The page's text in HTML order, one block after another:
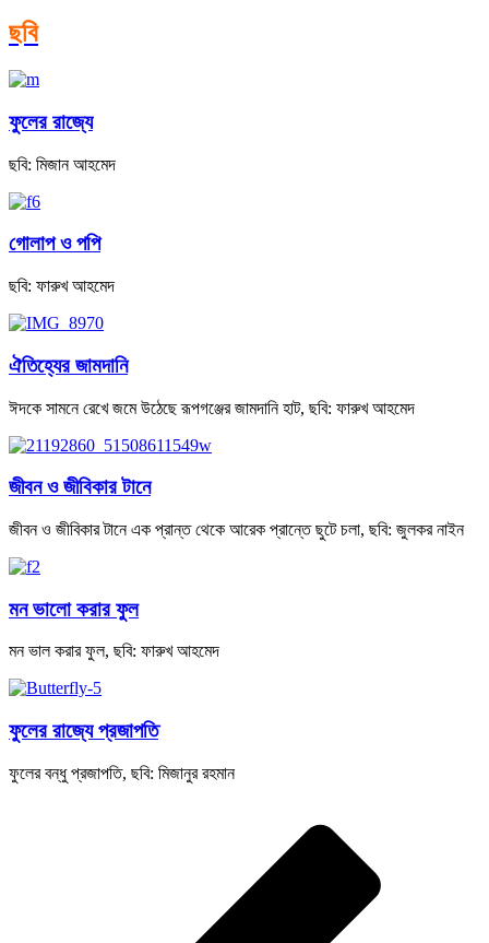
ছবি
ফুলের রাজ্যে
ছবি: মিজান আহমেদ
গোলাপ ও পপি
ছবি: ফারুখ আহমেদ
ঐতিহ্যের জামদানি
ঈদকে সামনে রেখে জমে উঠেছে রূপগঞ্জের জামদানি হাট, ছবি: ফারুখ আহমেদ
জীবন ও জীবিকার টানে
জীবন ও জীবিকার টানে এক প্রান্ত থেকে আরেক প্রান্তে ছুটে চলা, ছবি: জুলকর নাইন
মন ভালো করার ফুল
মন ভাল করার ফুল, ছবি: ফারুখ আহমেদ
ফুলের রাজ্যে প্রজাপতি
ফুলের বন্ধু প্রজাপতি, ছবি: মিজানুর রহমান